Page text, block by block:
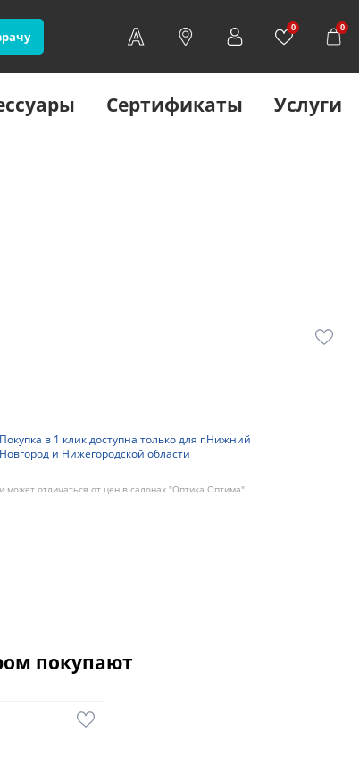
0 0
Сертификаты Услуги
Покупка в 1 клик доступна только для г.Нижний
Новгород и Нижегородской области
может отличаться от цен в салонах "Оптика Оптима"
покупают